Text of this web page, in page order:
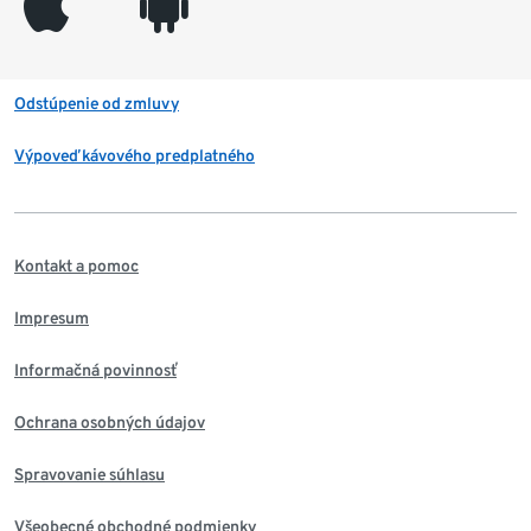
Odstúpenie od zmluvy
Výpoveď kávového predplatného
Kontakt a pomoc
Impresum
Informačná povinnosť
Ochrana osobných údajov
Spravovanie súhlasu
Všeobecné obchodné podmienky